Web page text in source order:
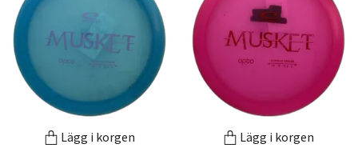
Lägg i korgen Lägg i korgen